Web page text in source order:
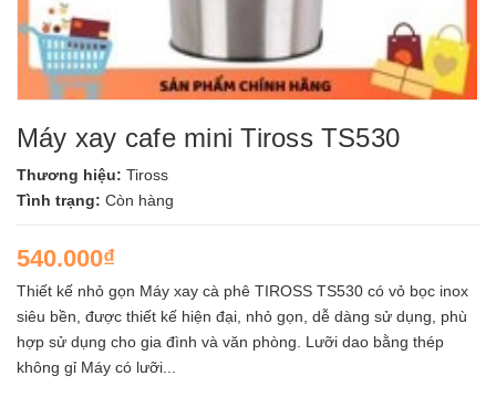
Máy xay cafe mini Tiross TS530
Thương hiệu: Tiross
Tình trạng: Còn hàng
540.000₫
Thiết kế nhỏ gọn Máy xay cà phê TIROSS TS530 có vỏ bọc inox
siêu bền, được thiết kế hiện đại, nhỏ gọn, dễ dàng sử dụng, phù
hợp sử dụng cho gia đình và văn phòng. Lưỡi dao bằng thép
không gỉ Máy có lưỡi...